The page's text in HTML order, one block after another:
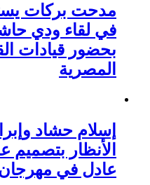
مدحت بركات
في لقاء ودي
بحضور قيادات
المصرية
إسلام حشاد
الأنظار
عادل في